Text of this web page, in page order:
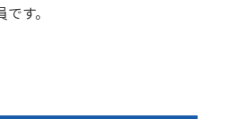
す。